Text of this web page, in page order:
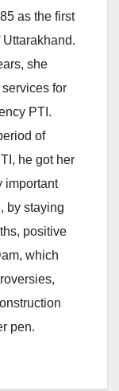
as the first
she
for
PTI.
of
he got her
important
by staying
positive
which
pen.